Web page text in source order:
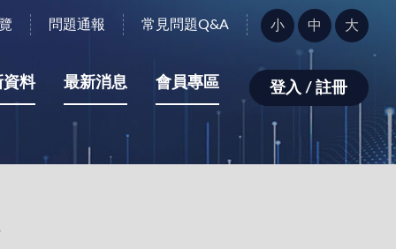
問題通報 常見問題Q&A
字
型
小：
小 中 大
資料 最新消息 會員專區 登入 / 註冊